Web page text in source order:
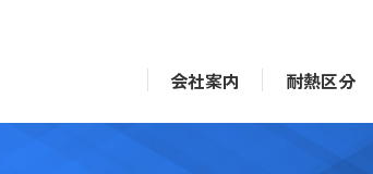
会社案内 耐熱区分